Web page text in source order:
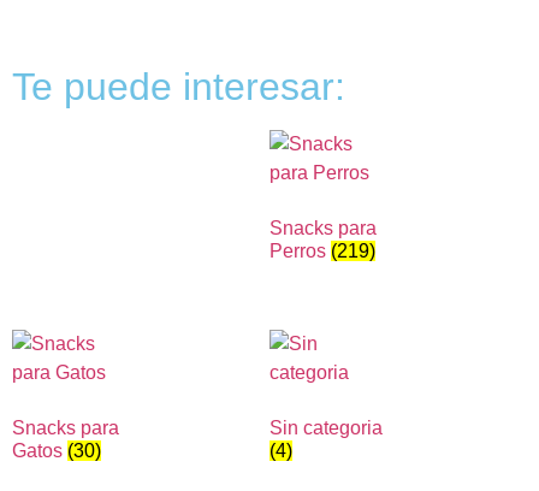
Te puede interesar:
Snacks para
Perros (219)
Snacks para
Gatos (30)
Sin categoria
(4)